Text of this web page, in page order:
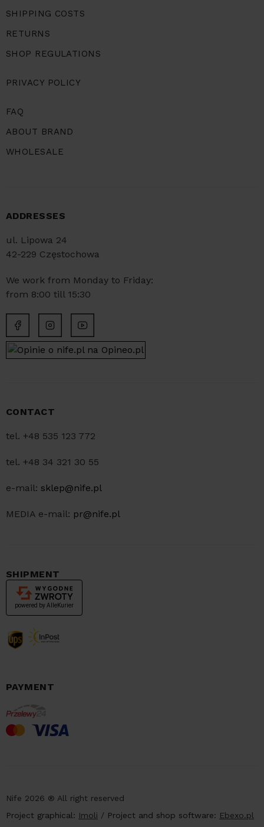
SHIPPING COSTS
RETURNS
SHOP REGULATIONS
PRIVACY POLICY
FAQ
ABOUT BRAND
WHOLESALE
ADDRESSES
ul. Lipowa 24
42-229 Częstochowa
We work from Monday to Friday:
from 8:00 till 15:30
CONTACT
tel. +48 535 123 772
tel. +48 34 321 30 55
e-mail: sklep@nife.pl
MEDIA e-mail: pr@nife.pl
SHIPMENT
PAYMENT
Nife 2026 ® All right reserved
Project graphical: Imoli / Project and shop software: Ebexo.pl